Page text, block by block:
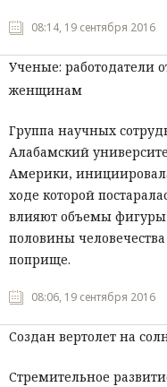
08:14, 19 сентября 2016
Ученые: работодатели
женщинам
Группа научных
Алабамский
Америки,
ходе которой
влияют объемы фигуры
половины
поприще.
08:06, 19 сентября 2016
Создан вертолет на
Стремительное